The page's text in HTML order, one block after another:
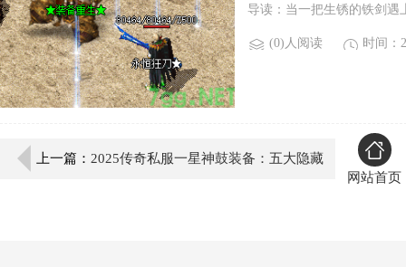
导读：当一把生锈的铁剑遇
(0)人阅读 时间：
上一篇： 2025传奇私服一星神鼓装备：五大隐藏
网站首页